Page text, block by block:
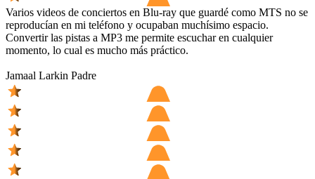
Varios videos de conciertos en Blu-ray que guardé como MTS no se
reproducían en mi teléfono y ocupaban muchísimo espacio.
Convertir las pistas a MP3 me permite escuchar en cualquier
momento, lo cual es mucho más práctico.
Jamaal Larkin Padre